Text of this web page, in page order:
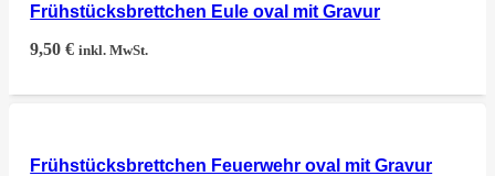
Frühstücksbrettchen Eule oval mit Gravur
9,50€ inkl. MwSt.
Frühstücksbrettchen Feuerwehr oval mit Gravur